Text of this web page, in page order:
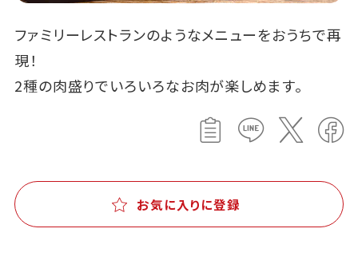
ファミリーレストランのようなメニューをおうちで再
現！
2種の肉盛りでいろいろなお肉が楽しめます。
お気に入りに登録